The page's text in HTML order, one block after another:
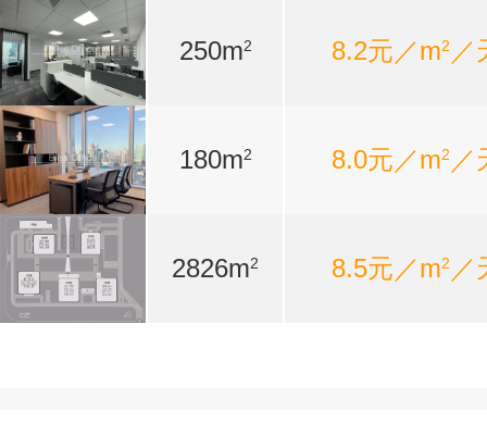
250m2 8.2元／m2 ／
180m2 8.0元／m2 ／
2826m2 8.5元／m2 ／